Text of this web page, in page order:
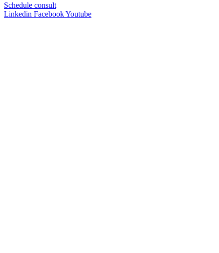
Schedule consult
Linkedin FacebookYoutube